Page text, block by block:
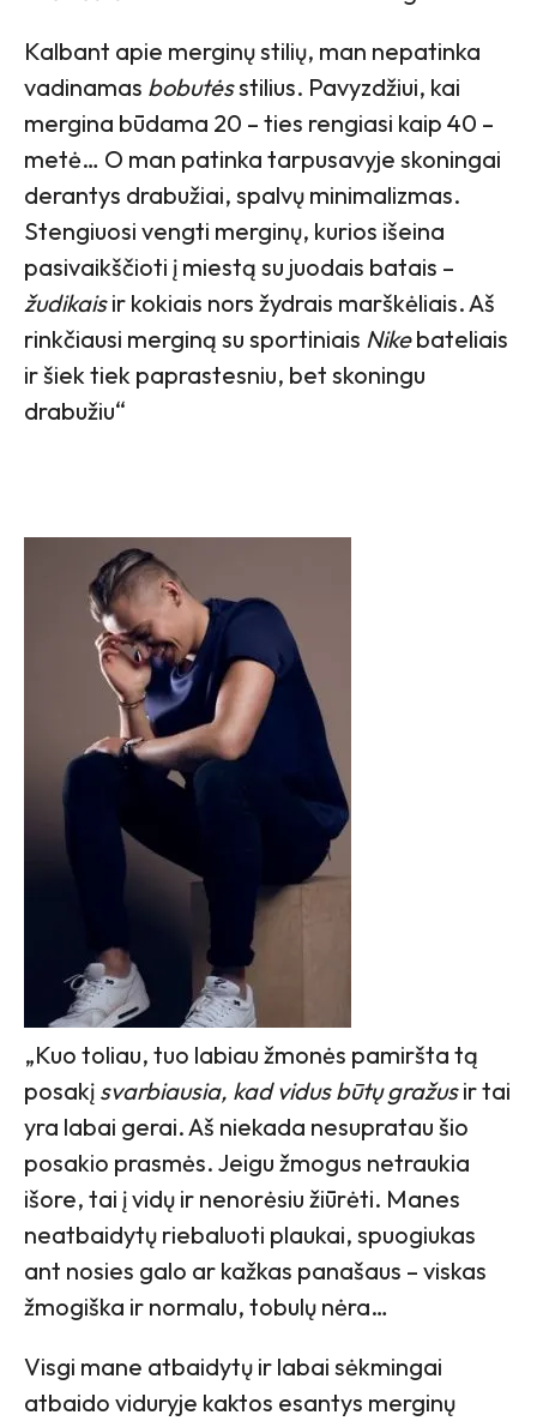
Kalbant apie merginų stilių, man nepatinka
vadinamas bobutėsstilius. Pavyzdžiui, kai
mergina būdama 20 – ties rengiasi kaip 40 –
metė… O man patinka tarpusavyje skoningai
derantys drabužiai, spalvų minimalizmas.
Stengiuosi vengti merginų, kurios išeina
pasivaikščioti į miestą su juodais batais –
žudikaisir kokiais nors žydrais marškėliais. Aš
rinkčiausi merginą su sportiniais Nikebateliais
ir šiek tiek paprastesniu, bet skoningu
drabužiu“
„Kuo toliau, tuo labiau žmonės pamiršta tą
posakį svarbiausia, kad vidus būtų gražusir tai
yra labai gerai. Aš niekada nesupratau šio
posakio prasmės. Jeigu žmogus netraukia
išore, tai į vidų ir nenorėsiu žiūrėti. Manes
neatbaidytų riebaluoti plaukai, spuogiukas
ant nosies galo ar kažkas panašaus – viskas
žmogiška ir normalu, tobulų nėra…
Visgi mane atbaidytų ir labai sėkmingai
atbaido viduryje kaktos esantys merginų